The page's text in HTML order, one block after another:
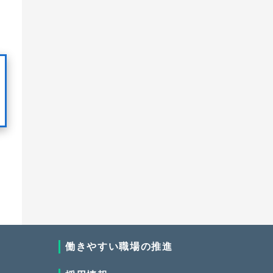
働きやすい職場の推進